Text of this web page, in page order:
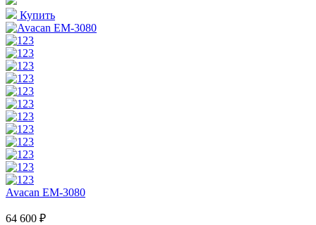
Купить
Avacan EM-3080
64 600 ₽